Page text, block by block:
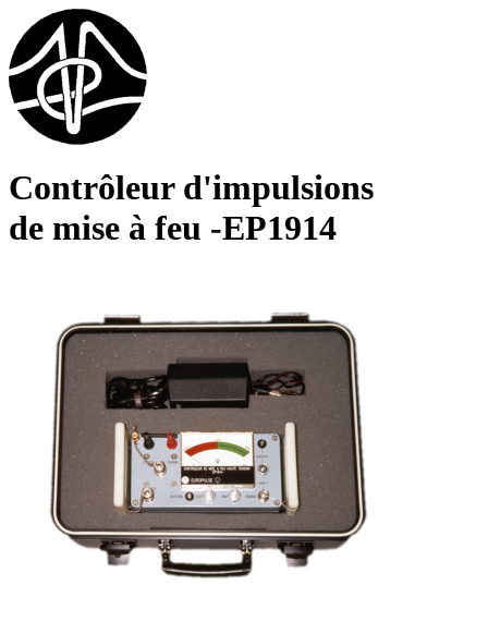
Contrôleur d'impulsions
de mise à feu -EP1914